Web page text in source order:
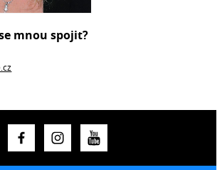
mnou spojit?